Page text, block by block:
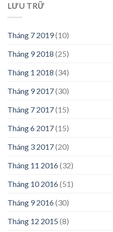
LƯU TRỮ
Tháng 7 2019(10)
Tháng 9 2018 (25)
Tháng 1 2018 (34)
Tháng 9 2017(30)
Tháng 7 2017(15)
Tháng 6 2017(15)
Tháng 3 2017(20)
Tháng 11 2016(32)
Tháng 10 2016(51)
Tháng 9 2016(30)
Tháng 12 2015 (8)